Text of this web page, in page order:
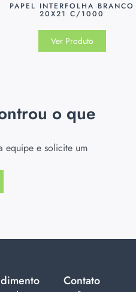
PAPEL INTERFOLHA BRANCO
20X21 C/1000
Ver Produto
o que
equipe e solicite um
Contato